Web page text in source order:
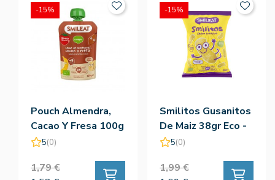
Pouch Almendra,
Cacao Y Fresa 100g
Eco - Smileat
5(0)
1,79 €
-15%
Smilitos Gusanitos
De Maiz 38gr Eco -
Smileat
5(0)
1,99 €
-15%